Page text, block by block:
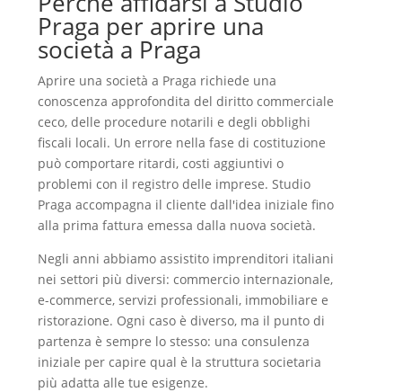
Praga per aprire una
società a Praga
Aprire una società a Praga richiede una
conoscenza approfondita del diritto commerciale
ceco, delle procedure notarili e degli obblighi
fiscali locali. Un errore nella fase di costituzione
può comportare ritardi, costi aggiuntivi o
problemi con il registro delle imprese. Studio
Praga accompagna il cliente dall'idea iniziale fino
alla prima fattura emessa dalla nuova società.
Negli anni abbiamo assistito imprenditori italiani
nei settori più diversi: commercio internazionale,
e-commerce, servizi professionali, immobiliare e
ristorazione. Ogni caso è diverso, ma il punto di
partenza è sempre lo stesso: una consulenza
iniziale per capire qual è la struttura societaria
più adatta alle tue esigenze.